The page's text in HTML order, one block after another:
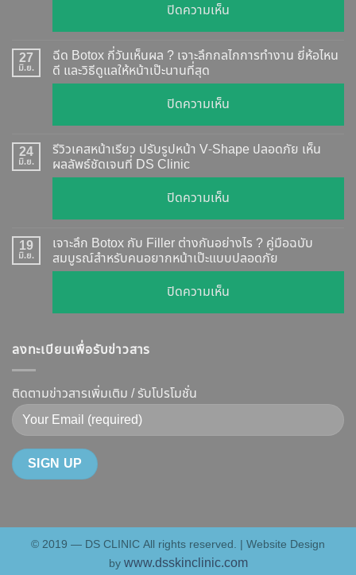
ปิดความเห็น
Botox
แท้
อย่างไร
อัปเดต
2026
ยี่ห้อ
แบบ
27
มิ.ย.
ฉีด Botox กี่วันเห็นผล ? เจาะลึกกลไกการทำงาน ยี่ห้อไหน
ดี และวิธีดูแลให้หน้าเป๊ะนานที่สุด
ปิดความเห็น
ฉีด
Botox
วัน
ผล
?
เจาะ
ดี
วิธี
นาน
ที่สุด
24
มิ.ย.
รีวิวเคสหน้าเรียว ปรับรูปหน้า V-Shape ปลอดภัย เห็น
ผลลัพธ์ชัดเจนที่ DS Clinic
ปิดความเห็น
รีวิว
เคส
หน้า
เรียว
รูป
ผลลัพธ์
19
มิ.ย.
เจาะลึก Botox กับ Filler ต่างกันอย่างไร ? คู่มือฉบับ
สมบูรณ์สำหรับคนอยากหน้าเป๊ะแบบปลอดภัย
ปิดความเห็น
เจาะ
ต่าง
สมบูรณ์
สำหรับ
คน
ลงทะเบียนเพื่อรับข่าวสาร
ติดตามข่าวสารเพิ่มเติม / รับโปรโมชั่น
© 2019 — DS CLINIC All rights reserved. | Website Design
bywww.dsskinclinic.com